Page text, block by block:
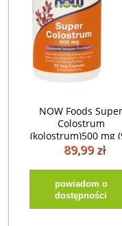
NOW Foods Super
Colostrum
(kolostrum)500 mg
kap)
89,99 zł
powiadom o
dostępności